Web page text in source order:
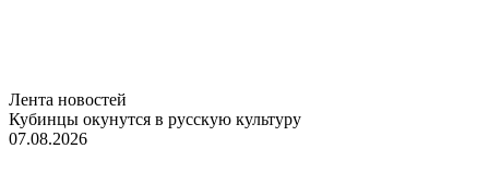
Лента новостей
Кубинцы окунутся в русскую культуру
07.08.2026